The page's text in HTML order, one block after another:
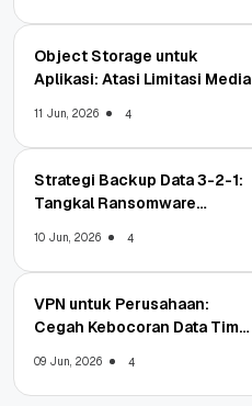
Object Storage untuk
Aplikasi: Atasi Limitasi Media
11 Jun, 2026 4
Strategi Backup Data 3-2-1:
Tangkal Ransomware
10 Jun, 2026 4
VPN untuk Perusahaan:
Cegah Kebocoran Data Tim
09 Jun, 2026 4